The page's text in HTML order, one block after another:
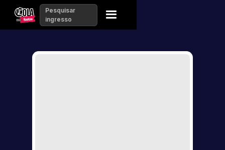
Pesquisar
ingresso